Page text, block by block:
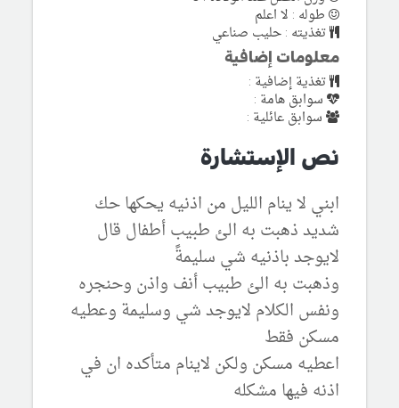
طوله : لا اعلم
تغذيته : حليب صناعي
معلومات إضافية
تغذية إضافية :
سوابق هامة :
سوابق عائلية :
نص الإستشارة
ابني لا ينام الليل من اذنيه يحكها حك
شديد ذهبت به الئ طبيب أطفال قال
لايوجد باذنيه شي سليمةً
وذهبت به الئ طبيب أنف واذن وحنجره
ونفس الكلام لايوجد شي وسليمة وعطيه
مسكن فقط
اعطيه مسكن ولكن لاينام متأكده ان في
اذنه فيها مشكله